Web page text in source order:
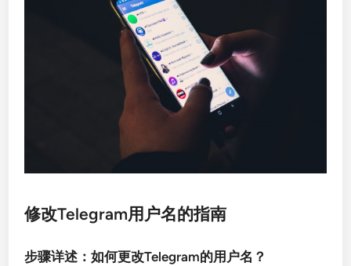
修改Telegram用户名的指南
步骤详述：如何更改Telegram的用户名？